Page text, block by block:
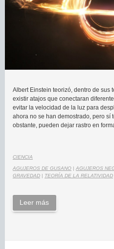
Albert Einstein teorizó, dentro de sus
existir atajos que conectaran
evitar la velocidad de la luz para
ahora no se han demostrado, pero sí
obstante, pueden dejar rastro en
CIENCIA
AGUJEROS DE GUSANO | AGUJEROS
GRAVEDAD | TEORÍA DE LA RELATIVIDAD
Leer más